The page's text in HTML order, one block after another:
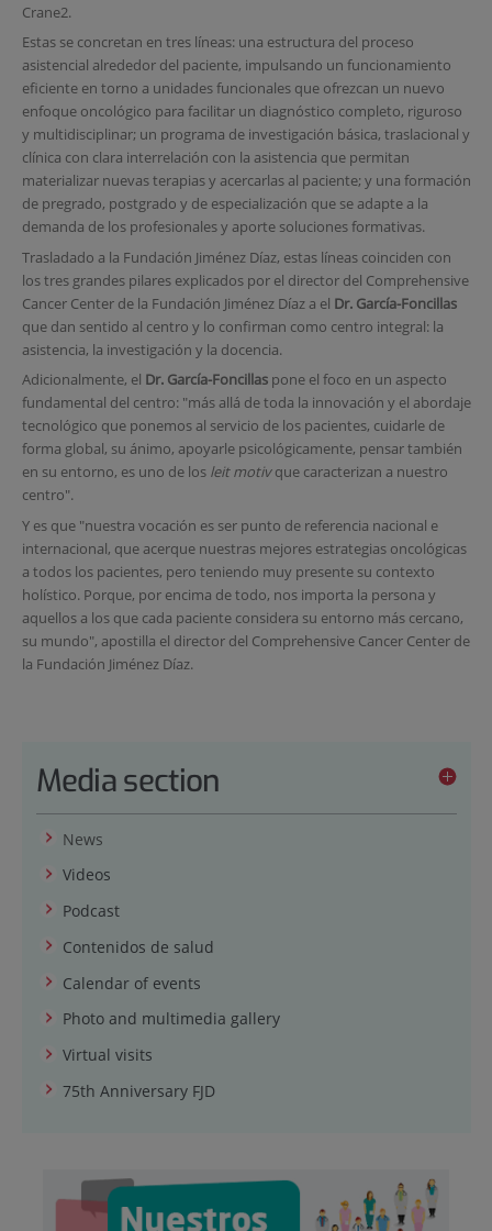
Crane2.
Estas se concretan en tres líneas: una estructura del proceso
asistencial alrededor del paciente, impulsando un funcionamiento
eficiente en torno a unidades funcionales que ofrezcan un nuevo
enfoque oncológico para facilitar un diagnóstico completo, riguroso
y multidisciplinar; un programa de investigación básica, traslacional y
clínica con clara interrelación con la asistencia que permitan
materializar nuevas terapias y acercarlas al paciente; y una formación
de pregrado, postgrado y de especialización que se adapte a la
demanda de los profesionales y aporte soluciones formativas.
Trasladado a la Fundación Jiménez Díaz, estas líneas coinciden con
los tres grandes pilares explicados por el director del Comprehensive
Cancer Center de la Fundación Jiménez Díaz a el Dr. García-Foncillas
que dan sentido al centro y lo confirman como centro integral: la
asistencia, la investigación y la docencia.
Adicionalmente, el Dr. García-Foncillaspone el foco en un aspecto
fundamental del centro: "más allá de toda la innovación y el abordaje
tecnológico que ponemos al servicio de los pacientes, cuidarle de
forma global, su ánimo, apoyarle psicológicamente, pensar también
en su entorno, es uno de los leit motivque caracterizan a nuestro
centro".
Y es que "nuestra vocación es ser punto de referencia nacional e
internacional, que acerque nuestras mejores estrategias oncológicas
a todos los pacientes, pero teniendo muy presente su contexto
holístico. Porque, por encima de todo, nos importa la persona y
aquellos a los que cada paciente considera su entorno más cercano,
su mundo", apostilla el director del Comprehensive Cancer Center de
la Fundación Jiménez Díaz.
Media section
News
Videos
Podcast
Contenidos de salud
Calendar of events
Photo and multimedia gallery
Virtual visits
75th Anniversary FJD